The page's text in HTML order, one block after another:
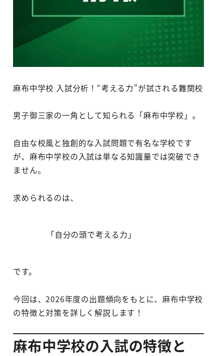
麻布中学校 入試分析！“考える力”が試される難関校
男子御三家の一角として知られる「麻布中学校」。
自由な校風と独創的な入試問題で有名な学校です
が、麻布中学校の入試は単なる知識量では突破でき
ません。
求められるのは、
「自分の頭で考える力」
です。
今回は、2026年度の出題傾向をもとに、麻布中学校
の特徴と対策を詳しく解説します！
麻布中学校の入試の特徴と